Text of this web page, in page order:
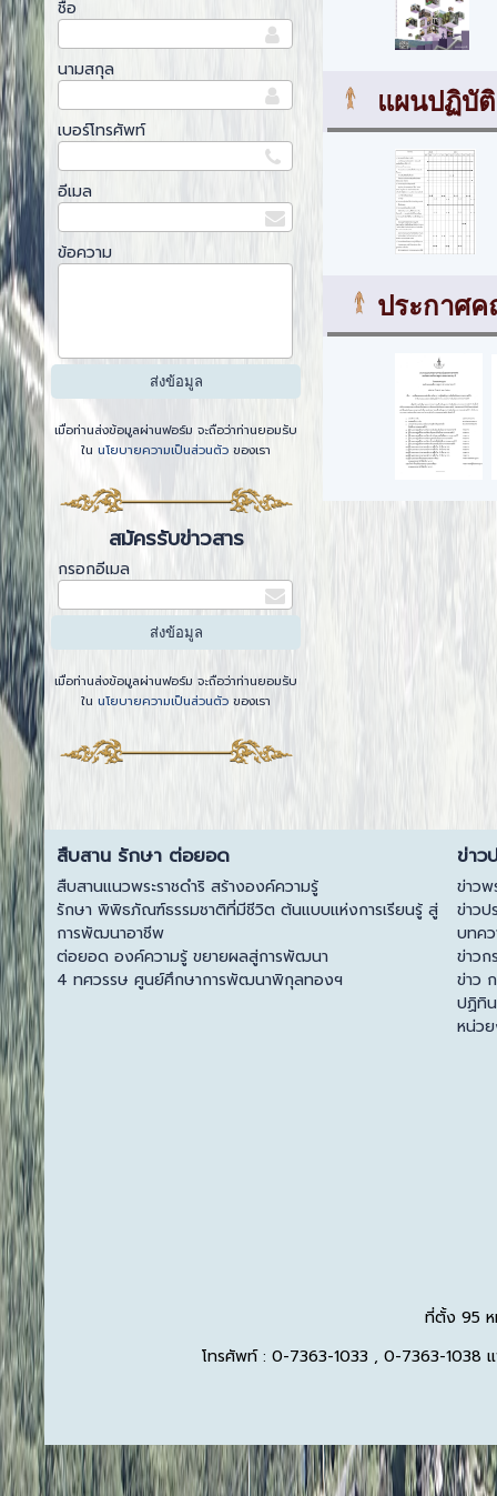
ชื่อ
นามสกุล
เบอร์โทรศัพท์
อีเมล
ข้อความ
เมื่อท่านส่งข้อมูลผ่านฟอร์ม จะถือว่าท่านยอมรับ
ใน นโยบายความเป็นส่วนตัวของเรา
สมัครรับข่าวสาร
กรอกอีเมล
เมื่อท่านส่งข้อมูลผ่านฟอร์ม จะถือว่าท่านยอมรับ
ใน นโยบายความเป็นส่วนตัวของเรา
แผนปฏิบั
ประกาศ
สืบสาน รักษา ต่อยอด
สืบสานแนวพระราชดำริ สร้างองค์ความรู้
รักษา พิพิธภัณฑ์ธรรมชาติที่มีชีวิต ต้นแบบแห่งการเรียนรู้ สู่
การพัฒนาอาชีพ
ต่อยอด องค์ความรู้ ขยายผลสู่การพัฒนา
4 ทศวรรษ ศูนย์ศึกษาการพัฒนาพิกุลทองฯ
ข่าว
ข่าว
ข่าวป
บทค
ข่าว
ข่าว
ปฏิทิ
หน่ว
ที่ตั้ง 95 ห
โทรศัพท์ : 0-7363-1033 , 0-7363-1038